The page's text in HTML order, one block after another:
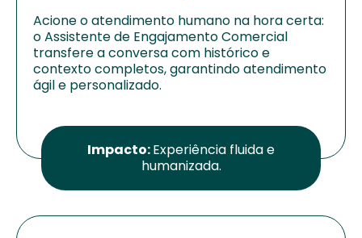
Acione o atendimento humano na hora certa:
o Assistente de Engajamento Comercial
transfere a conversa com histórico e
contexto completos, garantindo atendimento
ágil e personalizado.
Impacto:Experiência fluida e
humanizada.